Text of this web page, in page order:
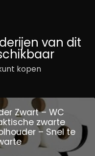
van dit
kopen
Zwart – WC
zwarte
– Snel te